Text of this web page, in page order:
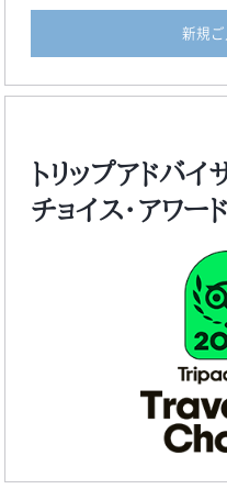
新規
トリップアドバイ
チョイス・アワ